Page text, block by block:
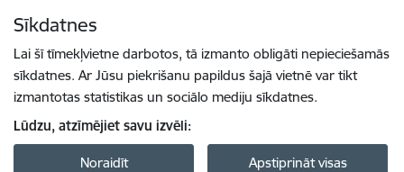
Sīkdatnes
Lai šī tīmekļvietne darbotos, tā izmanto obligāti nepieciešamās
sīkdatnes. Ar Jūsu piekrišanu papildus šajā vietnē var tikt
izmantotas statistikas un sociālo mediju sīkdatnes.
Lūdzu, atzīmējiet savu izvēli:
Noraidīt Apstiprināt visas